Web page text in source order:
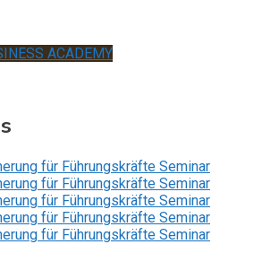
ACADEMY
für Führungskräfte Seminar
für Führungskräfte Seminar
für Führungskräfte Seminar
für Führungskräfte Seminar
für Führungskräfte Seminar